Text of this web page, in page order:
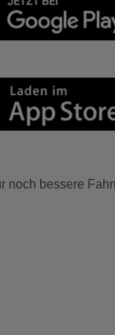
noch bessere